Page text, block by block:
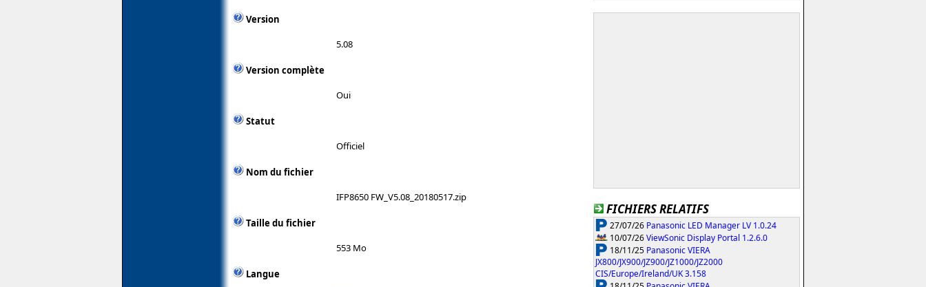
Version
5.08
Version complète
Oui
Statut
Officiel
Nom du fichier
IFP8650 FW_V5.08_20180517.zip
Taille du fichier
553 Mo
Langue
FICHIERS RELATIFS
27/07/26 Panasonic LED Manager LV 1.0.24
10/07/26ViewSonic Display Portal 1.2.6.0
18/11/25 Panasonic VIERA
JX800/JX900/JZ900/JZ1000/JZ2000
CIS/Europe/Ireland/UK 3.158